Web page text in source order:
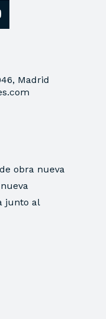
Madrid
obra nueva
junto al